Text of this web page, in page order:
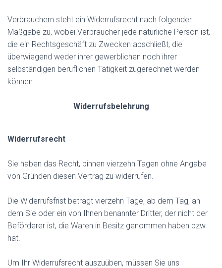
Verbrauchern steht ein Widerrufsrecht nach folgender
Maßgabe zu, wobei Verbraucher jede natürliche Person ist,
die ein Rechtsgeschäft zu Zwecken abschließt, die
überwiegend weder ihrer gewerblichen noch ihrer
selbständigen beruflichen Tätigkeit zugerechnet werden
können:
Widerrufsbelehrung
Widerrufsrecht
Sie haben das Recht, binnen vierzehn Tagen ohne Angabe
von Gründen diesen Vertrag zu widerrufen.
Die Widerrufsfrist beträgt vierzehn Tage, ab dem Tag, an
dem Sie oder ein von Ihnen benannter Dritter, der nicht der
Beförderer ist, die Waren in Besitz genommen haben bzw.
hat.
Um Ihr Widerrufsrecht auszuüben, müssen Sie uns